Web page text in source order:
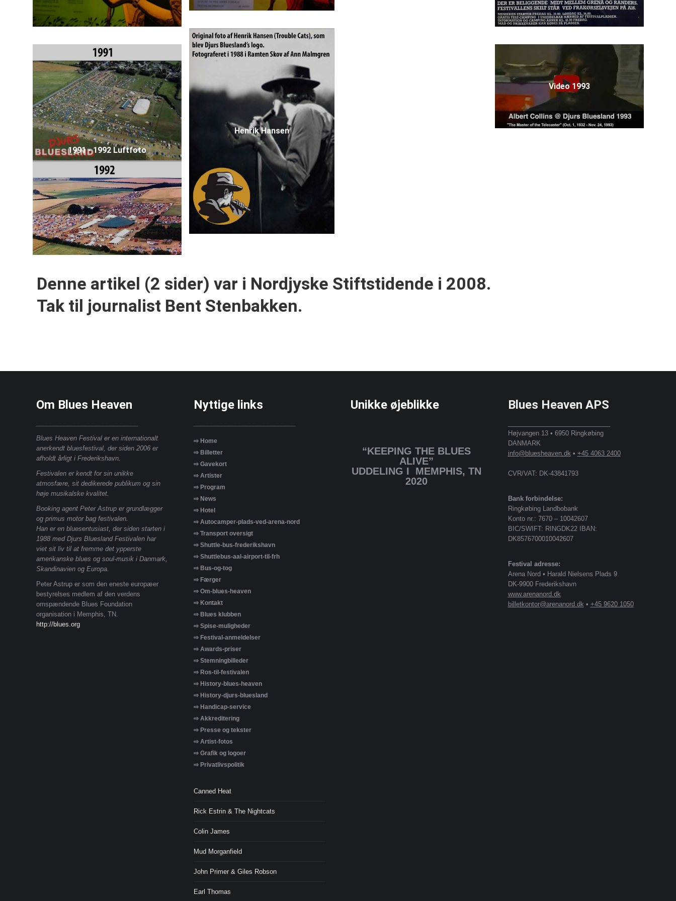
1991 - 1992 Luftfoto
Henrik Hansen
Video 1993
Denne artikel (2 sider) var i Nordjyske Stiftstidende i 2008.
Tak til journalist Bent Stenbakken.
Om Blues Heaven
Blues Heaven Festival er en internationalt
anerkendt bluesfestival, der siden 2006 er
afholdt årligt i Frederikshavn.
Festivalen er kendt for sin unikke
atmosfære, sit dedikerede publikum og sin
høje musikalske kvalitet.
Booking agent Peter Astrup er grundlægger
og primus motor bag festivalen.
Han er en bluesentusiast, der siden starten i
1988 med Djurs Bluesland Festivalen har
viet sit liv til at fremme det ypperste
amerikanske blues og soul-musik i Danmark,
Skandinavien og Europa.
Peter Astrup er som den eneste europæer
bestyrelses medlem af den verdens
omspændende Blues Foundation
organisation i Memphis, TN.
http://blues.org
Nyttige links
⇨ Home
⇨ Billetter
⇨ Gavekort
⇨ Artister
⇨ Program
⇨ News
⇨ Hotel
⇨ Autocamper-plads-ved-arena-nord
⇨ Transport oversigt
⇨ Shuttle-bus-frederikshavn
⇨ Shuttlebus-aal-airport-til-frh
⇨ Bus-og-tog
⇨ Færger
⇨ Om-blues-heaven
⇨ Kontakt
⇨ Blues klubben
⇨ Spise-muligheder
⇨ Festival-anmeldelser
⇨ Awards-priser
⇨ Stemningbilleder
⇨ Ros-til-festivalen
⇨ History-blues-heaven
⇨ History-djurs-bluesland
⇨ Handicap-service
⇨ Akkreditering
⇨ Presse og tekster
⇨ Artist-fotos
⇨ Grafik og logoer
⇨ Privatlivspolitik
Unikke øjeblikke
“KEEPING THE BLUES
ALIVE”
UDDELING I MEMPHIS, TN
2020
Blues Heaven APS
Højvangen 13 • 6950 Ringkøbing
DANMARK
info@bluesheaven.dk • +45 4063 2400
CVR/VAT: DK-43841793
Bank forbindelse:
Ringkøbing Landbobank
Konto nr.: 7670 – 10042607
BIC/SWIFT: RINGDK22 IBAN:
DK8576700010042607
Festival adresse:
Arena Nord • Harald Nielsens Plads 9
DK-9900 Frederikshavn
www.arenanord.dk
billetkontor@arenanord.dk • +45 9620 1050
Canned Heat
Rick Estrin & The Nightcats
Colin James
Mud Morganfield
John Primer & Giles Robson
Earl Thomas